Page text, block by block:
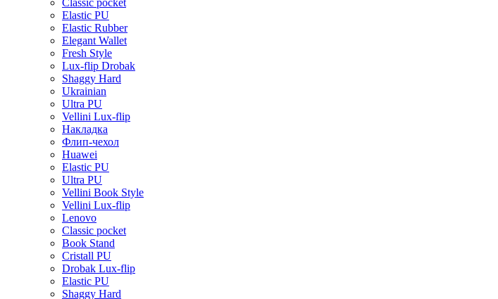
Classic pocket
Elastic PU
Elastic Rubber
Elegant Wallet
Fresh Style
Lux-flip Drobak
Shaggy Hard
Ukrainian
Ultra PU
Vellini Lux-flip
Накладка
Флип-чехол
Huawei
Elastic PU
Ultra PU
Vellini Book Style
Vellini Lux-flip
Lenovo
Classic pocket
Book Stand
Cristall PU
Drobak Lux-flip
Elastic PU
Shaggy Hard